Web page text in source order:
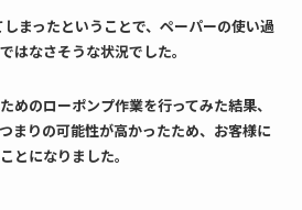
まったということで、ペーパーの使い過
はなさそうな状況でした。
めのローポンプ作業を行ってみた結果、
まりの可能性が高かったため、お客様に
とになりました。